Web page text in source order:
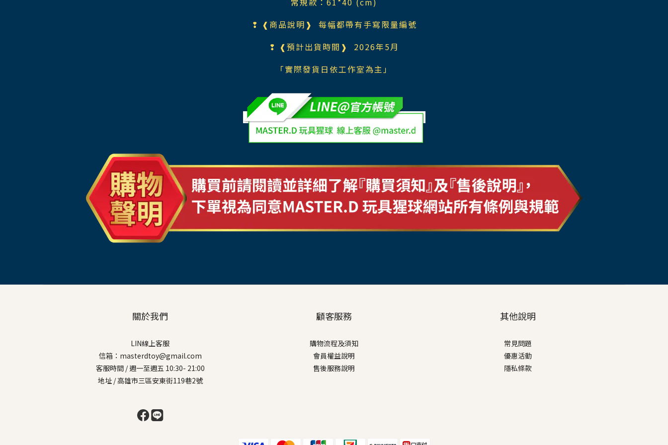
❢ ❰商品說明❱ 每幅都帶有手寫限量編號
❢ ❰預計出貨時間❱ 2026年5月
「實際發貨日依工作室為主」
關於我們
LIN線上客服
信箱：masterdtoy@gmail.com
客服時間 / 週一至週五 10:30- 21:00
地址 / 高雄市三區安東街119巷2號
顧客服務
購物流程及須知
會員權益說明
售後服務說明
其他說明
常見問題
優惠活動
隱私條款